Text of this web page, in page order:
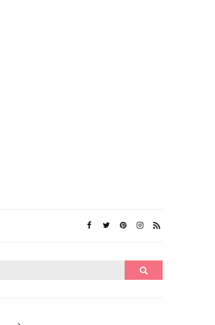
Search